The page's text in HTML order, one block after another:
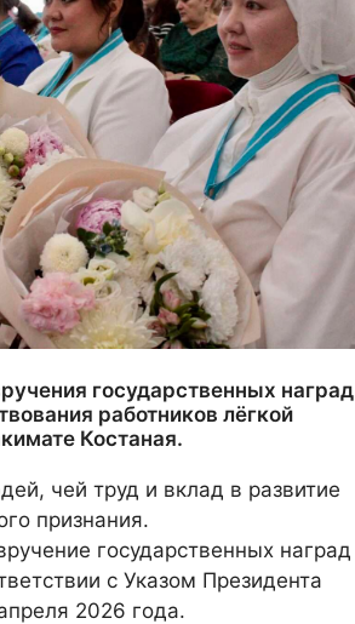
государственных наград
работников лёгкой
Костаная.
чей труд и вклад в развитие
признания.
государственных наград
с Указом Президента
2026 года.